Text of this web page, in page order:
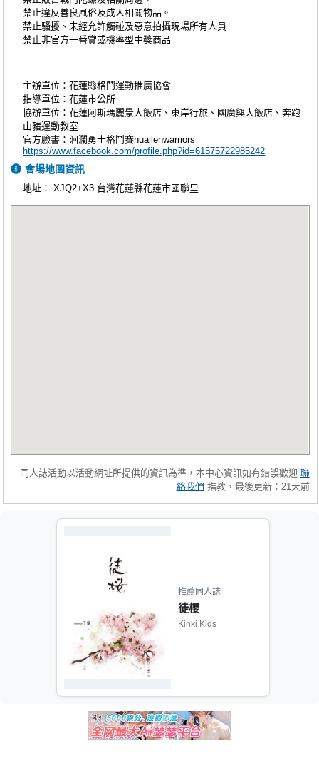
禁止違反善良風俗及成人相關物品。
禁止騷擾、未經允許觸碰及惡意拍攝現場所有人員
禁止非官方一番賞或機率型中獎商品
主辦單位：花蓮縣格鬥運動推廣協會
指導單位：花蓮市公所
協辦單位：花蓮阿斯瑪麗景大飯店、東岸行旅、國廣興大飯店、奔跑
山豬運動教室
官方臉書：洄瀾勇士格鬥賽huailenwarriors
https://www.facebook.com/profile.php?id=61575722985242
會場地圖資訊
地址：XJQ2+X3 台灣花蓮縣花蓮市國聯里
同人誌活動以活動網址所提供的資訊為準，本中心資訊如有錯誤歡迎 聯
絡我們 指教，最後更新：21天前
推薦同人誌
徒櫻
Kinki Kids